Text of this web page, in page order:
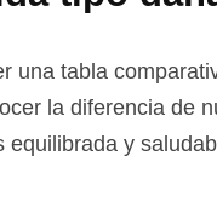
una tabla
la diferencia de
equilibrada y